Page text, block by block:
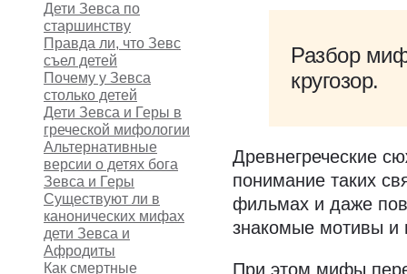
Дети Зевса по
старшинству
Правда ли, что Зевс
съел детей
Почему у Зевса
столько детей
Дети Зевса и Геры в
греческой мифологии
Альтернативные
версии о детях бога
Зевса и Геры
Существуют ли в
канонических мифах
дети Зевса и
Афродиты
Как смертные
Разбор
кругозор.
Древнегреческие
понимание таких
фильмах и даже
знакомые мотивы и
При этом мифы